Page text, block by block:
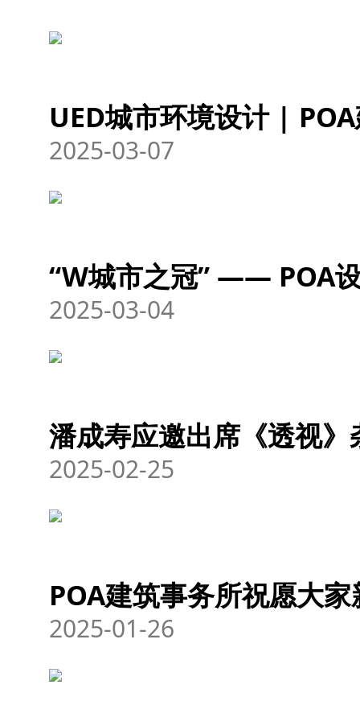
UED城市环境设计 |
2025-03-07
“W城市之冠” —— POA
2025-03-04
潘成寿应邀出席《透视》
2025-02-25
POA建筑事务所祝愿大
2025-01-26